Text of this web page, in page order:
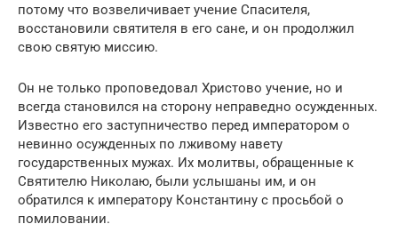
потому что возвеличивает учение Спасителя,
восстановили святителя в его сане, и он продолжил
свою святую миссию.
Он не только проповедовал Христово учение, но и
всегда становился на сторону неправедно осужденных.
Известно его заступничество перед императором о
невинно осужденных по лживому навету
государственных мужах. Их молитвы, обращенные к
Святителю Николаю, были услышаны им, и он
обратился к императору Константину с просьбой о
помиловании.